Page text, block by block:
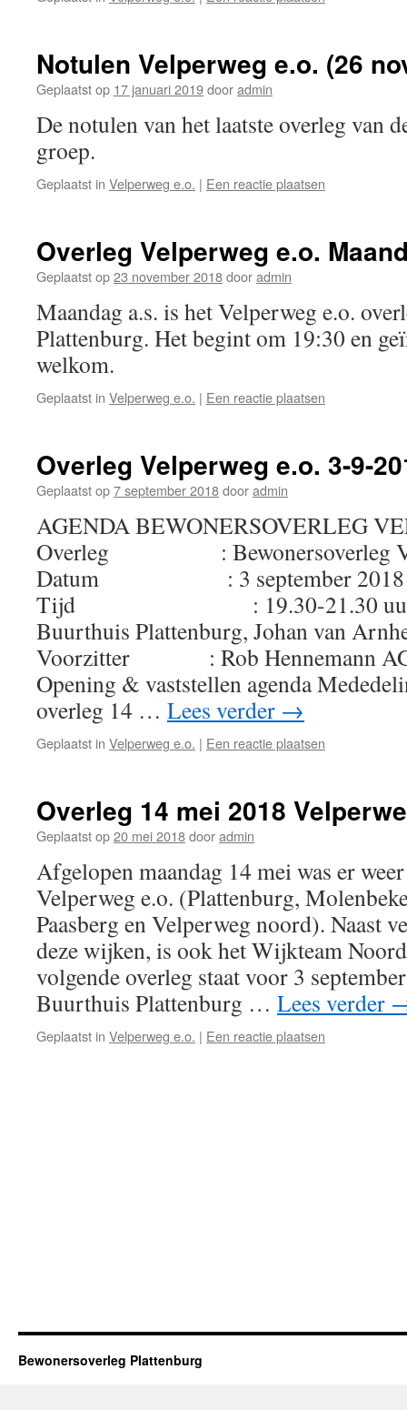
Notulen Velperweg e.o. (26
Geplaatst op 17 januari 2019dooradmin
De notulen van het laatste overleg van
groep.
Geplaatst in Velperweg e.o. | Een reactie plaatsen
Overleg Velperweg e.o.
Geplaatst op23 november 2018dooradmin
Maandag a.s. is het Velperweg e.o.
Plattenburg. Het begint om 19:30 en
welkom.
Geplaatst in Velperweg e.o. | Een reactie plaatsen
Overleg Velperweg e.o. 3-9-
Geplaatst op7 september 2018dooradmin
AGENDA BEWONERSOVERLEG
Overleg : Bewonersoverleg
Datum : 3 september 2018
Tijd : 19.30-21.30
Buurthuis Plattenburg, Johan van
Voorzitter : Rob Hennemann
Opening & vaststellen agenda
overleg 14 … Lees verder →
Geplaatst in Velperweg e.o. | Een reactie plaatsen
Overleg 14 mei 2018
Geplaatst op20 mei 2018dooradmin
Afgelopen maandag 14 mei was er
Velperweg e.o. (Plattenburg,
Paasberg en Velperweg noord). Naast
deze wijken, is ook het Wijkteam
volgende overleg staat voor 3
Buurthuis Plattenburg … Lees verder
Geplaatst in Velperweg e.o. | Een reactie plaatsen
Bewonersoverleg Plattenburg